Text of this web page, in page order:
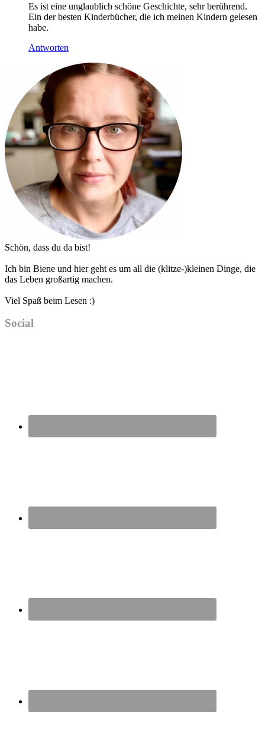
Es ist eine unglaublich schöne Geschichte, sehr berührend.
Ein der besten Kinderbücher, die ich meinen Kindern gelesen
habe.
Antworten
Sidebar
Schön, dass du da bist!
Ich bin Biene und hier geht es um all die (klitze-)kleinen Dinge, die
das Leben großartig machen.
Viel Spaß beim Lesen :)
Social